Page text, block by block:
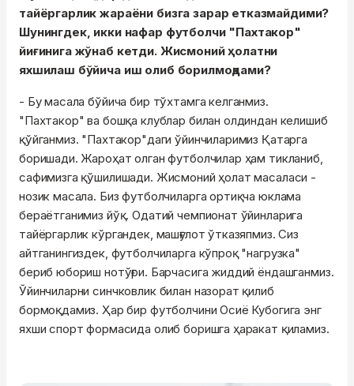
тайёргарлик жараёни бизга зарар етказмайдими?
Шунингдек, икки нафар футболчи "Пахтакор"
йиғинига жўнаб кетди. Жисмоний ҳолатни
яхшилаш бўйича иш олиб борилмоқдами?
- Бу масала бўйича бир тўхтамга келганмиз.
"Пахтакор" ва бошқа клублар билан олдиндан келишиб
қўйганмиз. "Пахтакор"даги ўйинчиларимиз Қатарга
боришади. Жароҳат олган футболчилар ҳам тикланиб,
сафимизга қўшилишади. Жисмоний ҳолат масаласи -
нозик масала. Биз футболчиларга ортиқча юклама
бераётганимиз йўқ. Одатий чемпионат ўйинларига
тайёргарлик кўргандек, машғулот ўтказяпмиз. Сиз
айтганингиздек, футболчиларга кўпроқ "нагрузка"
бериб юбориш нотўғри. Барчасига жиддий ёндашганмиз.
Ўйинчиларни синчковлик билан назорат қилиб
бормоқдамиз. Ҳар бир футболчини Осиё Кубогига энг
яхши спорт формасида олиб боришга ҳаракат қиламиз.